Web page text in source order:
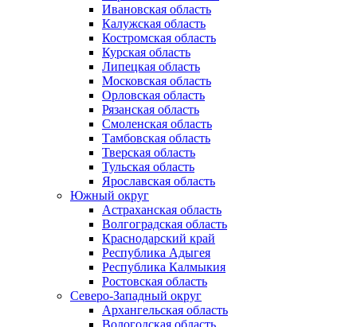
Ивановская область
Калужская область
Костромская область
Курская область
Липецкая область
Московская область
Орловская область
Рязанская область
Смоленская область
Тамбовская область
Тверская область
Тульская область
Ярославская область
Южный округ
Астраханская область
Волгоградская область
Краснодарский край
Республика Адыгея
Республика Калмыкия
Ростовская область
Северо-Западный округ
Архангельская область